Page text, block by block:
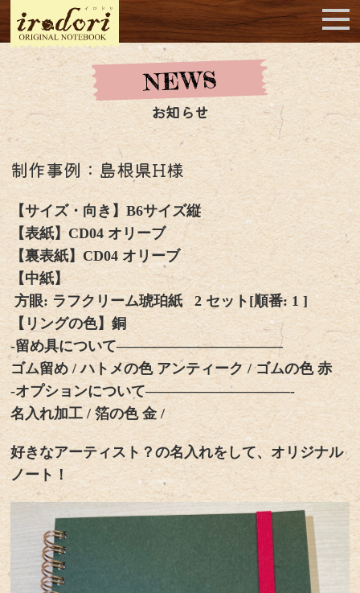
お知らせ
制作事例：島根県H様
【サイズ・向き】B6サイズ縦
【表紙】CD04 オリーブ
【裏表紙】CD04 オリーブ
【中紙】
方眼: ラフクリーム琥珀紙 2 セット[順番: 1 ]
【リングの色】銅
-留め具について———————————–
ゴム留め / ハトメの色 アンティーク / ゴムの色 赤
-オプションについて——————————-
名入れ加工 / 箔の色 金 /
好きなアーティスト？の名入れをして、オリジナル
ノート！